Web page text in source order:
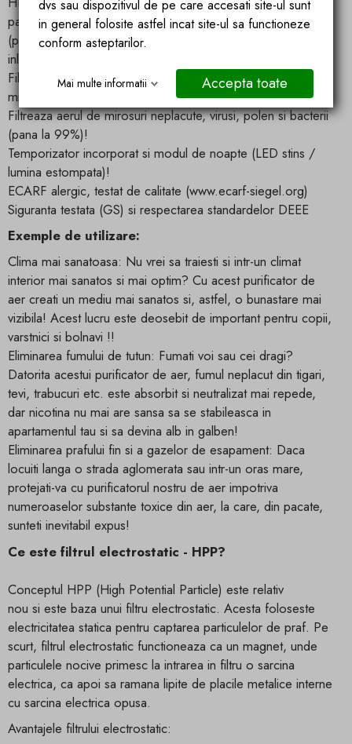
particulelor cu potential ridicat; filtru principal lavabil
(performanta asemanatoare HEPA, nu este necesara
inlocuirea)!
Filtre cu carbune activ: absoarbe si purifica multe tipuri de
mirosuri
Filtreaza aerul de mirosuri neplacute, virusi, polen si bacterii
(pana la 99%)!
Temporizator incorporat si modul de noapte (LED stins /
lumina estompata)!
ECARF alergic, testat de calitate (www.ecarf-siegel.org)
Siguranta testata (GS) si respectarea standardelor DEEE
Exemple de utilizare:
Clima mai sanatoasa: Nu vrei sa traiesti si intr-un climat
interior mai sanatos si mai optim? Cu acest purificator de
aer creati un mediu mai sanatos si, astfel, o bunastare mai
vizibila! Acest lucru este deosebit de important pentru copii,
varstnici si bolnavi !!
Eliminarea fumului de tutun: Fumati voi sau cei dragi?
Datorita acestui purificator de aer, fumul neplacut din tigari,
tevi, trabucuri etc. este absorbit si neutralizat mai repede,
dar nicotina nu mai are sansa sa se stabileasca in
apartamentul tau si sa devina alb in galben!
Eliminarea prafului fin si a gazelor de esapament: Daca
locuiti langa o strada aglomerata sau intr-un oras mare,
protejati-va cu purificatorul nostru de aer impotriva
numeroaselor substante toxice din aer, la care, din pacate,
sunteti inevitabil expus!
Ce este filtrul electrostatic - HPP?
Conceptul HPP (High Potential Particle) este relativ
nou si este baza unui filtru electrostatic. Acesta foloseste
electricitatea statica pentru captarea particulelor de praf. Pe
scurt, filtrul electrostatic functioneaza ca un magnet, unde
particulele nocive primesc la intrarea in filtru o sarcina
electrica, ca apoi sa ramana lipite de placile metalice interne
cu sarcina electrica opusa.
Avantajele filtrului electrostatic:
dvs sau dispozitivul de pe care accesati site-ul sunt
in general folosite astfel incat site-ul sa functioneze
conform asteptarilor.
Mai multe informatii Accepta toate